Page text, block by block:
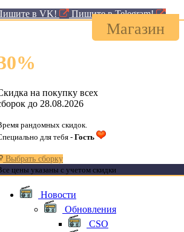
в VK! Пишите в Telegram!
Магазин
%
на покупку всех
до 28.08.2026
рандомных скидок.
для тебя - Гость
Выбрать сборку
цены указаны с учетом скидки
Новости
Обновления
CSO